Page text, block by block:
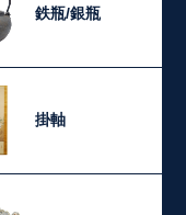
鉄瓶/銀瓶
掛軸